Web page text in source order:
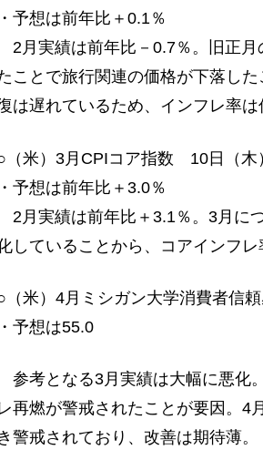
・予想は前年比＋0.1％
2月実績は前年比－0.7％。旧正月
ことで旅行関連の価格が下落し
は遅れているため、インフレ率は
（米）3月CPIコア指数 10日（木
・予想は前年比＋3.0％
2月実績は前年比＋3.1％。3月に
していることから、コアインフ
（米）4月ミシガン大学消費者信
・予想は55.0
参考となる3月実績は大幅に悪化
再燃が警戒されたことが要因。4
き警戒されており、改善は期待薄。